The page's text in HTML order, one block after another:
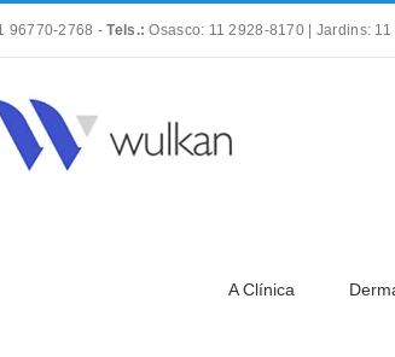
96770-2768 -Tels.: Osasco: 11 2928-8170 | Jardins: 11
A Clínica